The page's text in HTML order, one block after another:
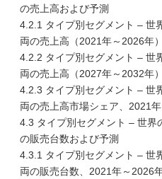
の売上高および予測
4.2.1 タイプ別セグメント – 世
両の売上高（2021年～2026年）
4.2.2 タイプ別セグメント – 世
両の売上高（2027年～2032年）
4.2.3 タイプ別セグメント – 世
両の売上高市場シェア、2021
4.3 タイプ別セグメント – 世界
の販売台数および予測
4.3.1 タイプ別セグメント – 世
両の販売台数、2021年～2026